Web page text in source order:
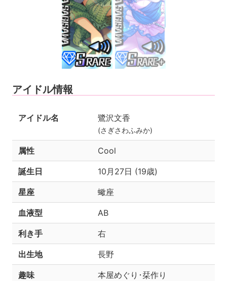
アイドル情報
アイドル名 鷺沢文香
(さぎさわふみか)
属性 Cool
誕生日 10月27日 (19歳)
星座 蠍座
血液型 AB
利き手 右
出生地 長野
趣味 本屋めぐり･栞作り